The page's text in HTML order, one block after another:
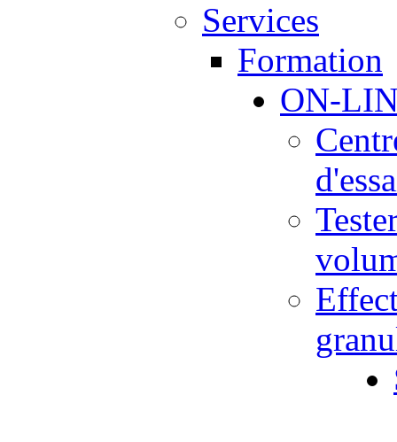
Services
Formation
ON-